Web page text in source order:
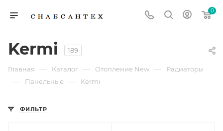
0
Kermi 189
Главная — Каталог — Отопление New — Радиаторы
— Панельные — Kermi
ФИЛЬТР